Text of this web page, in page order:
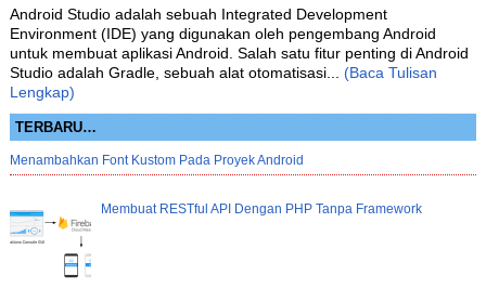
Android Studio adalah sebuah Integrated Development
Environment (IDE) yang digunakan oleh pengembang Android
untuk membuat aplikasi Android. Salah satu fitur penting di Android
Studio adalah Gradle, sebuah alat otomatisasi... (Baca Tulisan
Lengkap)
TERBARU…
Menambahkan Font Kustom Pada Proyek Android
Membuat RESTful API Dengan PHP Tanpa Framework